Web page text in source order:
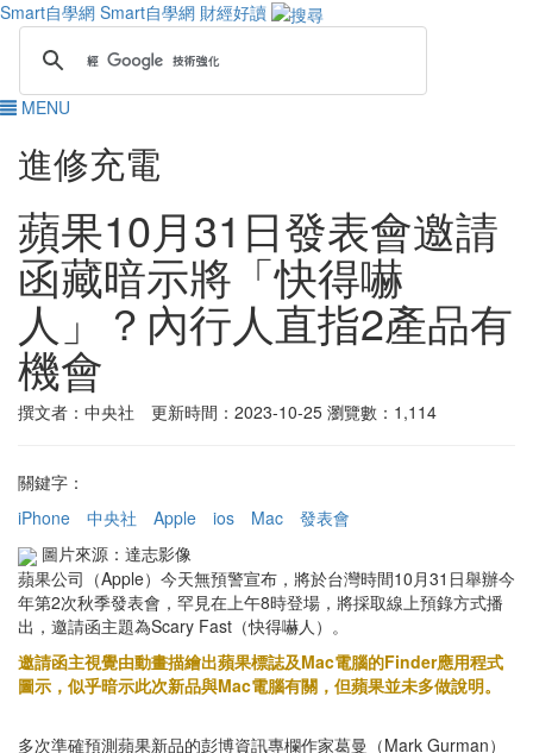
Smart自學網 Smart自學網 財經好讀
MENU
進修充電
蘋果10月31日發表會邀請
函藏暗示將「快得嚇
人」？內行人直指2產品有
機會
撰文者：中央社 更新時間：2023-10-25 瀏覽數：1,114
關鍵字：
iPhone
中央社 Apple ios Mac
發表會
圖片來源：達志影像
蘋果公司（Apple）今天無預警宣布，將於台灣時間10月31日舉辦今
年第2次秋季發表會，罕見在上午8時登場，將採取線上預錄方式播
出，邀請函主題為Scary Fast（快得嚇人）。
邀請函主視覺由動畫描繪出蘋果標誌及Mac電腦的Finder應用程式
圖示，似乎暗示此次新品與Mac電腦有關，但蘋果並未多做說明。
多次準確預測蘋果新品的彭博資訊專欄作家葛曼（Mark Gurman）